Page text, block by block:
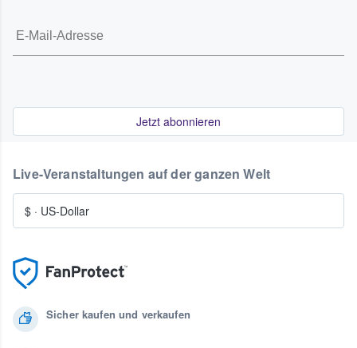
Jetzt abonnieren
Sicher kaufen und verkaufen
Live-Veranstaltungen auf der ganzen Welt
$ · US-Dollar